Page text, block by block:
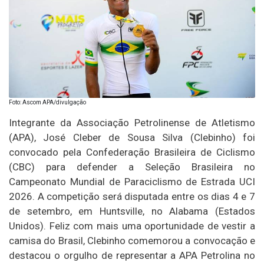
Foto: Ascom APA/divulgação
Integrante da Associação Petrolinense de Atletismo
(APA), José Cleber de Sousa Silva (Clebinho) foi
convocado pela Confederação Brasileira de Ciclismo
(CBC) para defender a Seleção Brasileira no
Campeonato Mundial de Paraciclismo de Estrada UCI
2026. A competição será disputada entre os dias 4 e 7
de setembro, em Huntsville, no Alabama (Estados
Unidos). Feliz com mais uma oportunidade de vestir a
camisa do Brasil, Clebinho comemorou a convocação e
destacou o orgulho de representar a APA Petrolina no